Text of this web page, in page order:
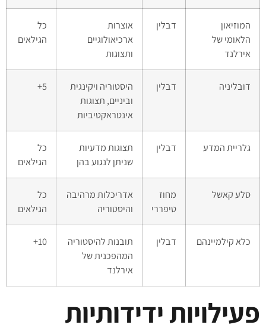
המוזיאון
הלאומי של
אירלנד
דבלין
אוצרות
ארכיאולוגיים
ותצוגות
כל
הגילאים
דובליניה דבלין
היסטוריה ויקינגית
וביניים, תצוגות
אינטראקטיביות
5+
גלריית המדע דבלין
תצוגות מדעיות
שניתן לנגוע בהן
כל
הגילאים
סלע קאשל
מחוז
טיפררי
אדריכלות מרהיבה
והיסטוריה
כל
הגילאים
כלא קילמיינהם דבלין
תובנות להיסטוריה
המהפכנית של
אירלנד
10+
פעילויות ידידותיות